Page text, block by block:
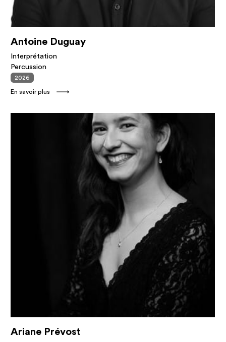
Antoine Duguay
Interprétation
Percussion
2026
En savoir plus
Ariane Prévost